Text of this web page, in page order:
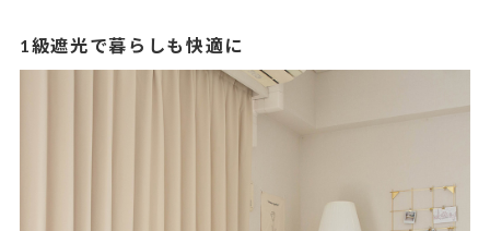
1級遮光で暮らしも快適に